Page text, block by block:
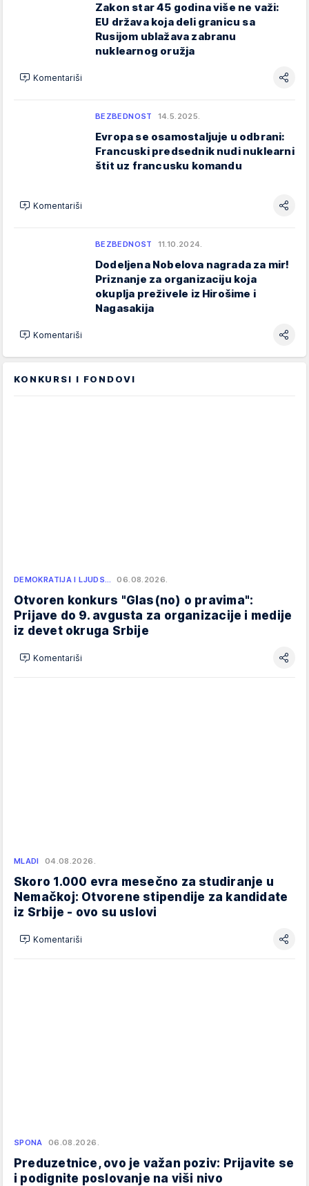
Zakon star 45 godina više ne važi:
EU država koja deli granicu sa
Rusijom ublažava zabranu
nuklearnog oružja
Komentariši
BEZBEDNOST 14.5.2025.
Evropa se osamostaljuje u odbrani:
Francuski predsednik nudi nuklearni
štit uz francusku komandu
Komentariši
BEZBEDNOST 11.10.2024.
Dodeljena Nobelova nagrada za mir!
Priznanje za organizaciju koja
okuplja preživele iz Hirošime i
Nagasakija
Komentariši
KONKURSI I FONDOVI
DEMOKRATIJA I LJUDS… 06.08.2026.
Otvoren konkurs "Glas(no) o pravima":
Prijave do 9. avgusta za organizacije i medije
iz devet okruga Srbije
Komentariši
MLADI 04.08.2026.
Skoro 1.000 evra mesečno za studiranje u
Nemačkoj: Otvorene stipendije za kandidate
iz Srbije - ovo su uslovi
Komentariši
SPONA 06.08.2026.
Preduzetnice, ovo je važan poziv: Prijavite se
i podignite poslovanje na viši nivo